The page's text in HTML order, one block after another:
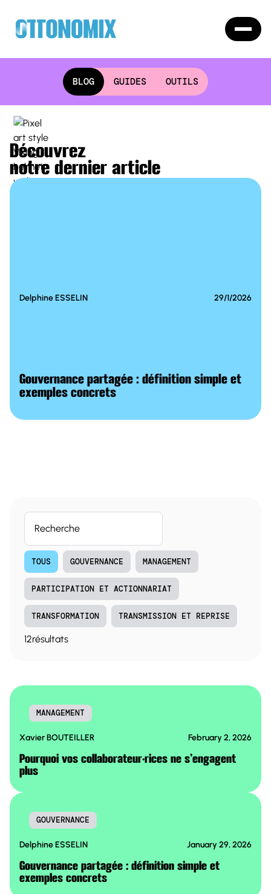
BLOG GUIDES OUTILS
Découvrez
notre dernier article
Delphine ESSELIN 29/1/2026
Gouvernance partagée : définition simple et
exemples concrets
TOUS GOUVERNANCE MANAGEMENT
PARTICIPATION ET ACTIONNARIAT
TRANSFORMATION TRANSMISSION ET REPRISE
12résultats
MANAGEMENT
Xavier BOUTEILLER February 2, 2026
Pourquoi vos collaborateur·rices ne s’engagent
plus
GOUVERNANCE
Delphine ESSELIN January 29, 2026
Gouvernance partagée : définition simple et
exemples concrets